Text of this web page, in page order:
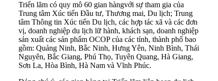
Triển lãm có quy mô 60 gian hàngvới sự tham gia của
Trung tâm Xúc tiến Đầu tư, Thương mai, Du lịch; Trung
tâm Thông tin Xúc tiến Du lịch, các hợp tác xã và các đơn
vị, doanh nghiệp du lịch lữ hành, khách sạn, doanh nghiệp
sản xuất các sản phẩm OCOP của các tỉnh, thành phố bao
gồm: Quảng Ninh, Bắc Ninh, Hưng Yên, Ninh Bình, Thái
Nguyên, Bắc Giang, Phú Thọ, Tuyên Quang, Hà Giang,
Sơn La, Hòa Bình, Hà Nam và Vĩnh Phúc.